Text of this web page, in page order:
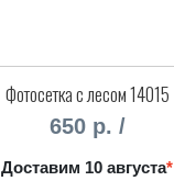
Фотосетка с лесом 14015
650 р. /
Доставим 10 августа*